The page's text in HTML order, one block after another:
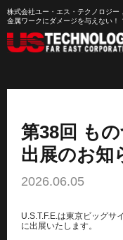
株式会社ユー・エス・テクノロジー
金属ワークにダメージを与えない
第38回 も
出展のお知
2026.06.05
U.S.T.F.E.は東京ビッグサ
に出展いたします。